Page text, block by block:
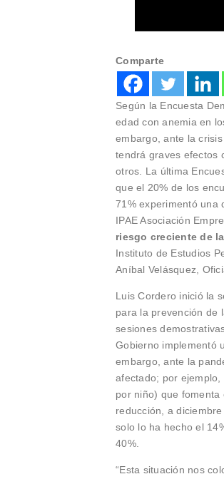
Comparte
Según la Encuesta
edad con anemia en
embargo, ante la
tendrá graves efectos
otros. La última
que el 20% de los
71% experimentó una
IPAE Asociación
riesgo creciente de
Instituto de Estudios
Aníbal Velásquez,
Luis Cordero inició la
para la prevención de
sesiones
Gobierno implementó
embargo, ante la
afectado; por
por niño) que fomenta
reducción, a
solo lo ha hecho el
40%.
“Esta situación nos